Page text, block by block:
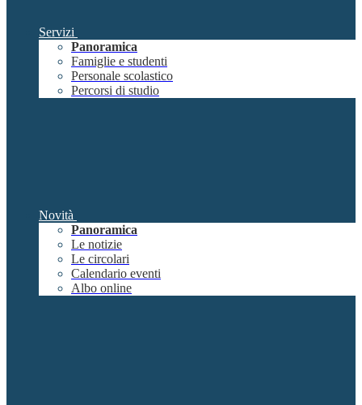
Servizi
Panoramica
Famiglie e studenti
Personale scolastico
Percorsi di studio
Novità
Panoramica
Le notizie
Le circolari
Calendario eventi
Albo online